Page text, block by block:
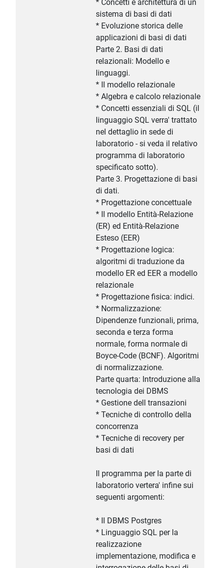
* Concetti e architettura di un
sistema di basi di dati
* Evoluzione storica delle
applicazioni di basi di dati
Parte 2. Basi di dati
relazionali: Modello e
linguaggi.
* Il modello relazionale
* Algebra e calcolo relazionale
* Concetti essenziali di SQL (il
linguaggio SQL verra' trattato
nel dettaglio in sede di
laboratorio - si veda il relativo
programma di laboratorio
specificato sotto).
Parte 3. Progettazione di basi
di dati.
* Progettazione concettuale
* Il modello Entità-Relazione
(ER) ed Entità-Relazione
Esteso (EER)
* Progettazione logica:
algoritmi di traduzione da
modello ER ed EER a modello
relazionale
* Progettazione fisica: indici.
* Normalizzazione:
Dipendenze funzionali, prima,
seconda e terza forma
normale, forma normale di
Boyce-Code (BCNF). Algoritmi
di normalizzazione.
Parte quarta: Introduzione alla
tecnologia dei DBMS
* Gestione dell transazioni
* Tecniche di controllo della
concorrenza
* Tecniche di recovery per
basi di dati
Il programma per la parte di
laboratorio vertera' infine sui
seguenti argomenti:
* Il DBMS Postgres
* Linguaggio SQL per la
realizzazione
implementazione, modifica e